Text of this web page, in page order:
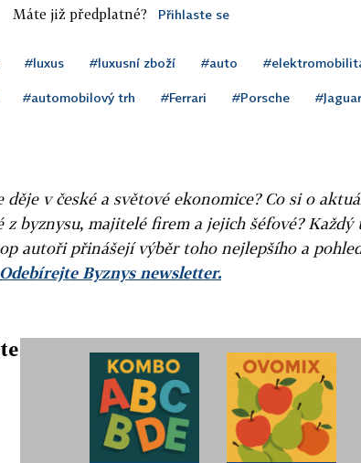
Máte již předplatné? Přihlaste se
#luxus #luxusní zboží #auto
#automobilový trh #Ferrari #Porsche #Jaguar
děje v české a světové ekonomice? Co si o
z byznysu, majitelé firem a jejich šéfové? Každý
autoři přinášejí výběr toho nejlepšího a
Odebírejte Byznys newsletter.